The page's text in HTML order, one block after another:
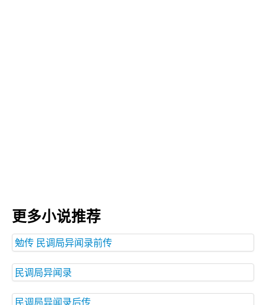
更多小说推荐
勉传 民调局异闻录前传
民调局异闻录
民调局异闻录后传